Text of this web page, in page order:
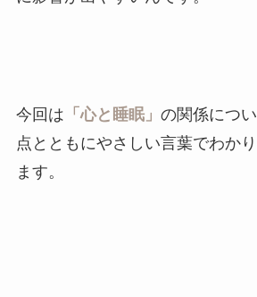
今回は 「心と睡眠」 の関係につ
点とともにやさしい言葉でわか
ます。